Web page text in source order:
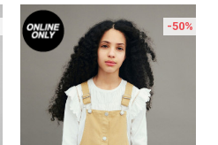
-50%